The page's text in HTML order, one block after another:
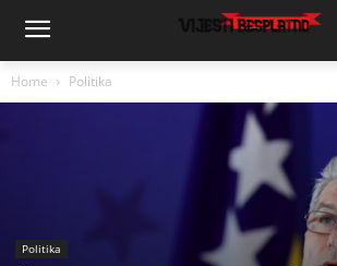
Home Politika
Politika